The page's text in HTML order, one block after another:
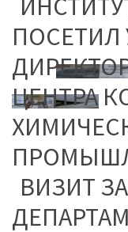
ЦЕНТРА
ВИЗИТ